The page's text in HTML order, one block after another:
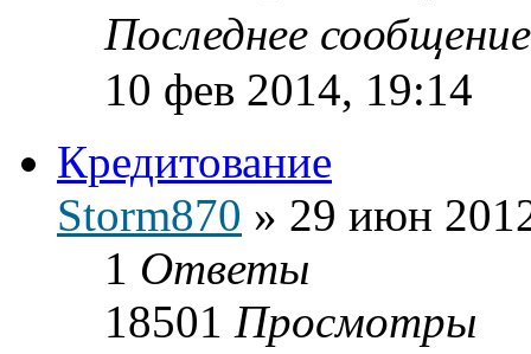
Последнее
10 фев 2014, 19:14
Кредитование
Storm870 » 29 июн
1 Ответы
18501 Просмотры